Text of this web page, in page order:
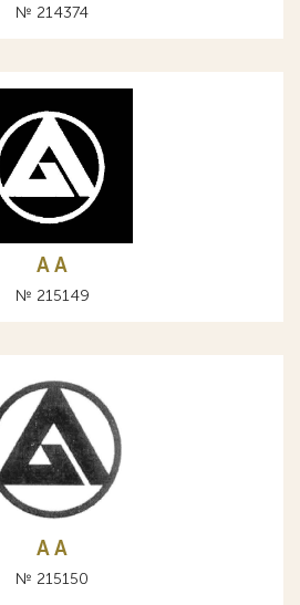
№ 214374
A А
№ 215149
A А
№ 215150